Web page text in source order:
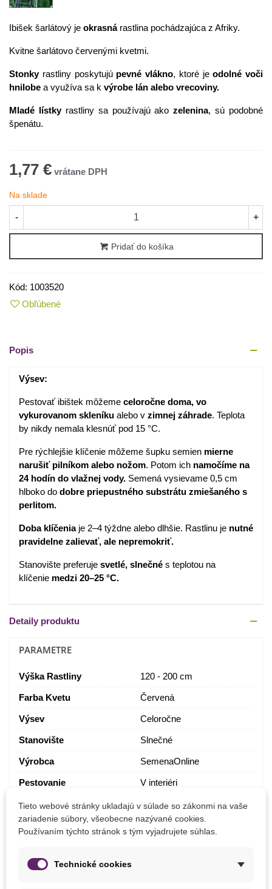
Ibišek šarlátový je okrasnárastlina pochádzajúca z Afriky.
Kvitne šarlátovo červenými kvetmi.
Stonkyrastliny poskytujú pevné vlákno, ktoré jeodolné voči
hnilobe a využíva sa k výrobe lán alebo vrecoviny.
Mladé lístkyrastliny sa používajú akozelenina, sú podobné
špenátu.
1,77 €
Na sklade
- +
Pridať do košíka
Kód: 1003520
Obľúbené
Popis
Výsev:
Pestovať ibištek môžeme celoročne doma, vo
vykurovanom skleníku alebo v zimnej záhrade. Teplota
by nikdy nemala klesnúť pod 15 °C.
Pre rýchlejšie klíčenie môžeme šupku semien mierne
narušiť pilníkom alebo nožom. Potom ich namočíme na
24 hodín do vlažnej vody. Semená vysievame 0,5 cm
hlboko do dobre priepustného substrátu zmiešaného s
perlitom.
Doba klíčeniaje 2–4 týždne alebo dlhšie. Rastlinu je nutné
pravidelne zalievať, ale nepremokriť.
Stanovište preferuje svetlé, slnečné s teplotou na
klíčenie medzi 20–25 °C.
Detaily produktu
PARAMETRE
Výška Rastliny 120 - 200 cm
Farba Kvetu Červená
Výsev Celoročne
Stanovište Slnečné
Výrobca SemenaOnline
Pestovanie
V interiéri
Odroda Nehybridné
Mrazuvzdornosť Nie
Tieto webové stránky ukladajú v súlade so zákonmi na vaše
zariadenie súbory, všeobecne nazývané cookies.
Používaním týchto stránok s tým vyjadrujete súhlas.
Technické cookies